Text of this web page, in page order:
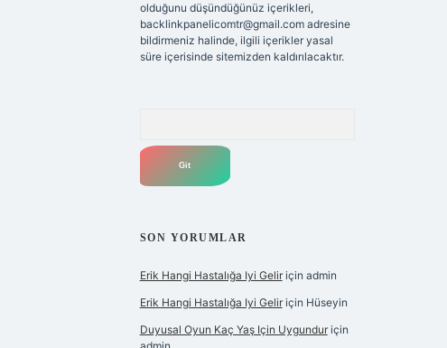
olduğunu düşündüğünüz içerikleri,
backlinkpanelicomtr@gmail.comadresine
bildirmeniz halinde, ilgili içerikler yasal
süre içerisinde sitemizden kaldırılacaktır.
SON YORUMLAR
Erik Hangi Hastalığa Iyi Geliriçin admin
Erik Hangi Hastalığa Iyi Geliriçin Hüseyin
Duyusal Oyun Kaç Yaş Için Uygunduriçin